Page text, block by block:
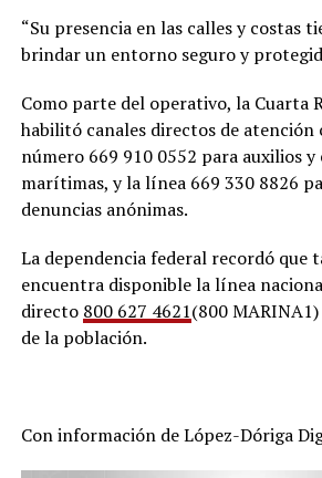
“Su presencia en las calles y costas
brindar un entorno seguro y
Como parte del operativo, la Cuarta
habilitó canales directos de atención
número 669 910 0552 para auxilios y
marítimas, y la línea 669 330 8826
denuncias anónimas.
La dependencia federal recordó que
encuentra disponible la línea
directo 800 627 4621(800
de la población.
Con información de López-Dóriga